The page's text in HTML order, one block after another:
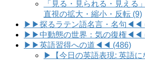
「見る・見られる・見える
直視の拡大・縮小・反転 (9)
▶▶探るラテン語名言・名句◀◀
▶▶中動態の世界：気の復権◀◀
▶▶英語習得への道◀◀ (486)
▶【今日の英語表現: 英語に